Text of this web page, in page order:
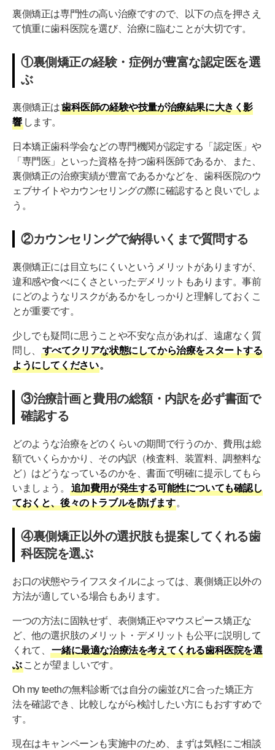
裏側矯正は専門性の高い治療ですので、以下の点を押さえ
て慎重に歯科医院を選び、治療に臨むことが大切です。
①裏側矯正の経験・症例が豊富な認定医を選
ぶ
裏側矯正は歯科医師の経験や技量が治療結果に大きく影
響 します。
日本矯正歯科学会などの専門機関が認定する「認定医」や
「専門医」といった資格を持つ歯科医師であるか、また、
裏側矯正の治療実績が豊富であるかなどを、歯科医院のウ
ェブサイトやカウンセリングの際に確認すると良いでしょ
う。
②カウンセリングで納得いくまで質問する
裏側矯正には目立ちにくいというメリットがありますが、
違和感や食べにくさといったデメリットもあります。事前
にどのようなリスクがあるかをしっかりと理解しておくこ
とが重要です。
少しでも疑問に思うことや不安な点があれば、遠慮なく質
問し、
すべてクリアな状態にしてから治療をスタートする
ようにしてください。
③治療計画と費用の総額・内訳を必ず書面で
確認する
どのような治療をどのくらいの期間で行うのか、費用は総
額でいくらかかり、その内訳（検査料、装置料、調整料な
ど）はどうなっているのかを、書面で明確に提示してもら
いましょう。
追加費用が発生する可能性についても確認し
ておくと、後々のトラブルを防げます 。
④裏側矯正以外の選択肢も提案してくれる歯
科医院を選ぶ
お口の状態やライフスタイルによっては、裏側矯正以外の
方法が適している場合もあります。
一つの方法に固執せず、表側矯正やマウスピース矯正な
ど、他の選択肢のメリット・デメリットも公平に説明して
くれて、
一緒に最適な治療法を考えてくれる歯科医院を選
ぶ ことが望ましいです。
Oh my teethの無料診断では自分の歯並びに合った矯正方
法を確認でき、比較しながら検討したい方にもおすすめで
す。
現在はキャンペーンも実施中のため、まずは気軽にご相談